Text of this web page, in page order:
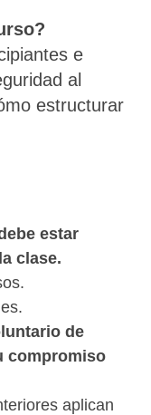
e
al
estructurar
estar
clase.
de
compromiso
aplican